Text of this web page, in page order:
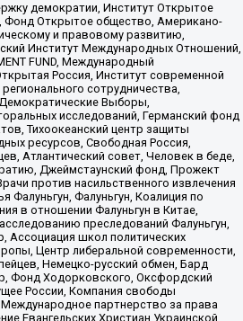
демократии, Институт Открытое
Открытое общество, Американо-
и правовому развитию,
Институт Международных Отношений,
FUND, Международный
Россия, Институт современной
сотрудничества,
Выборы,
исследований, Германский фонд
Тихоокеанский центр защиты
ресурсов, Свободная Россия,
Атлантический совет, Человек в беде,
Джеймстаунский фонд, Прожект
против насильственного извлечения
Фалуньгун, Фалуньгун, Коалиция по
в отношении Фалуньгун в Китае,
преследований Фалуньгун,
Ассоциация школ политических
Центр либеральной современности,
Немецко-русский обмен, Бард
Фонд Ходорковского, Оксфордский
России, Компания свободы
партнерство за права
Евангельских Христиан Украинской